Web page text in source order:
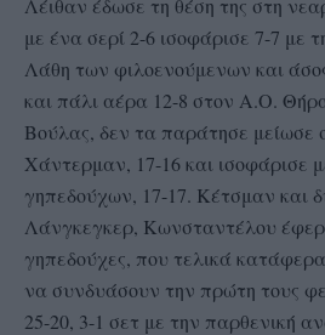
Λέιθαν έδωσε τη θέση της στη
με ένα σερί 2-6 ισοφάρισε 7-7 με
Λάθη των φιλοενούμενων και
και πάλι αέρα 12-8 στον Α.Ο.
Βούλας, δεν τα παράτησε μείωσε
Χάντερμαν, 17-16 και ισοφάρισε
γηπεδούχων, 17-17. Κέτσμαν και
Λάνγκεγκερ, Κωνσταντέλου
γηπεδούχες, που τελικά
να συνδυάσουν την πρώτη τους
25-20, 3-1 σετ με την παρθενική